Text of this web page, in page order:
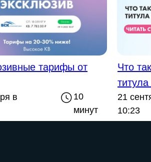
Что
21
10:23
тарифы от
в
10
минут